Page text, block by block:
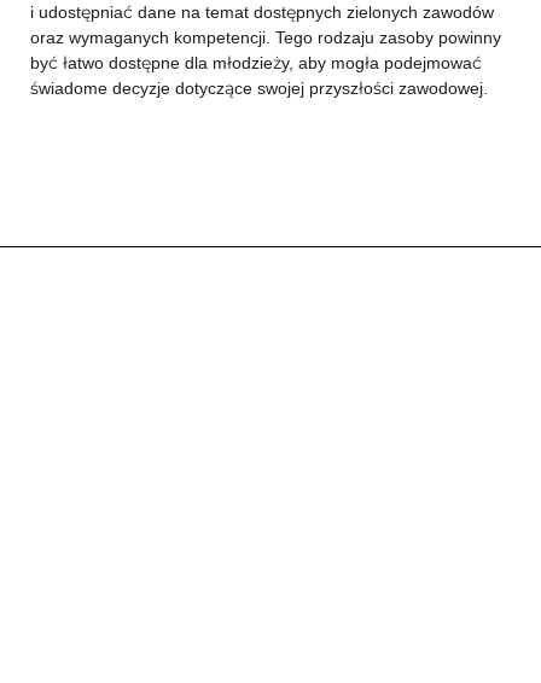
i udostępniać dane na temat dostępnych zielonych zawodów
oraz wymaganych kompetencji. Tego rodzaju zasoby powinny
być łatwo dostępne dla młodzieży, aby mogła podejmować
świadome decyzje dotyczące swojej przyszłości zawodowej.